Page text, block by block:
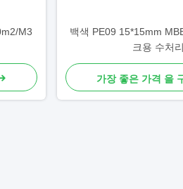
M3
백색 PE09 15*15mm
크용 수처리
가장 좋은 가격 을